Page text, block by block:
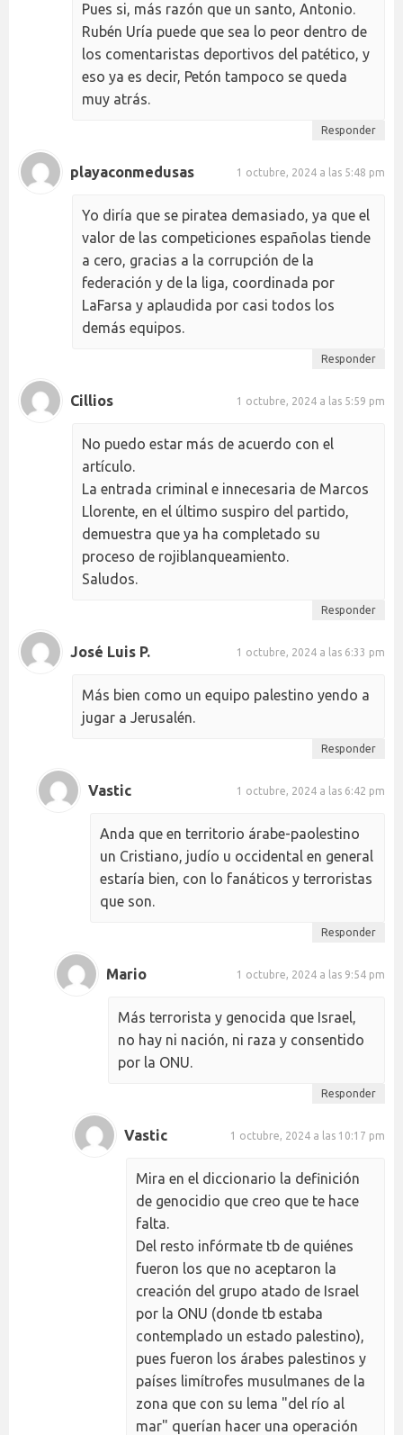
Pues si, más razón que un santo, Antonio.
Rubén Uría puede que sea lo peor dentro de
los comentaristas deportivos del patético, y
eso ya es decir, Petón tampoco se queda
muy atrás.
Responder
playaconmedusas 1 octubre, 2024 a las 5:48 pm
Yo diría que se piratea demasiado, ya que el
valor de las competiciones españolas tiende
a cero, gracias a la corrupción de la
federación y de la liga, coordinada por
LaFarsa y aplaudida por casi todos los
demás equipos.
Responder
Cillios 1 octubre, 2024 a las 5:59 pm
No puedo estar más de acuerdo con el
artículo.
La entrada criminal e innecesaria de Marcos
Llorente, en el último suspiro del partido,
demuestra que ya ha completado su
proceso de rojiblanqueamiento.
Saludos.
Responder
José Luis P. 1 octubre, 2024 a las 6:33 pm
Más bien como un equipo palestino yendo a
jugar a Jerusalén.
Responder
Vastic 1 octubre, 2024 a las 6:42 pm
Anda que en territorio árabe-paolestino
un Cristiano, judío u occidental en general
estaría bien, con lo fanáticos y terroristas
que son.
Responder
Mario 1 octubre, 2024 a las 9:54 pm
Más terrorista y genocida que Israel,
no hay ni nación, ni raza y consentido
por la ONU.
Responder
Vastic 1 octubre, 2024 a las 10:17 pm
Mira en el diccionario la definición
de genocidio que creo que te hace
falta.
Del resto infórmate tb de quiénes
fueron los que no aceptaron la
creación del grupo atado de Israel
por la ONU (donde tb estaba
contemplado un estado palestino),
pues fueron los árabes palestinos y
países limítrofes musulmanes de la
zona que con su lema "del río al
mar" querían hacer una operación